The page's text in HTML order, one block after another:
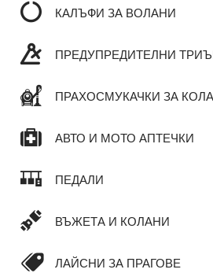
КАЛЪФИ ЗА ВОЛАНИ
ПРЕДУПРЕДИТЕЛНИ
ПРАХОСМУКАЧКИ ЗА КОЛА
АВТО И МОТО АПТЕЧКИ
ПЕДАЛИ
ВЪЖЕТА И КОЛАНИ
ЛАЙСНИ ЗА ПРАГОВЕ